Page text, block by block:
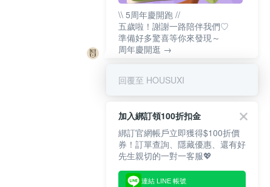
\\ 5周年慶開跑 //
五歲啦！謝謝一路陪伴我們♡
準備好多驚喜等你來發現～
周年慶開逛 →
回覆至 HOUSUXI
加入綁訂領100折扣金
綁訂官網帳戶立即獲得$100折價
券！訂單查詢、隱藏優惠、還有好
先生親切的一對一客服💖
連結 LINE 帳號